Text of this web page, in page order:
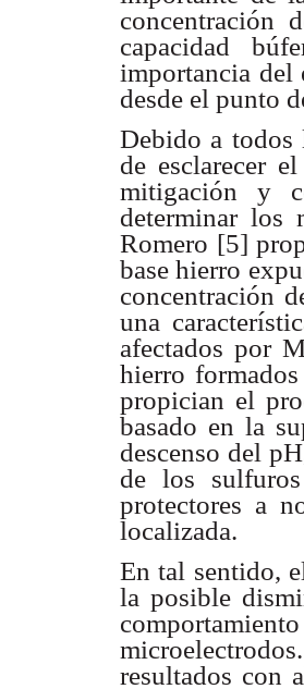
concentración
capacidad
importancia del
desde el punto
Debido a
de esclarecer el
mitigación y
determinar los
Romero [5]
base hierro
concentración
una
afectados por
hierro
propician el
basado en la
descenso del
de los
protectores a
localizada.
En tal sentido,
la posible
resultados con